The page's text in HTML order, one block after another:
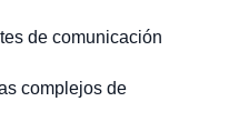
de comunicación
complejos de